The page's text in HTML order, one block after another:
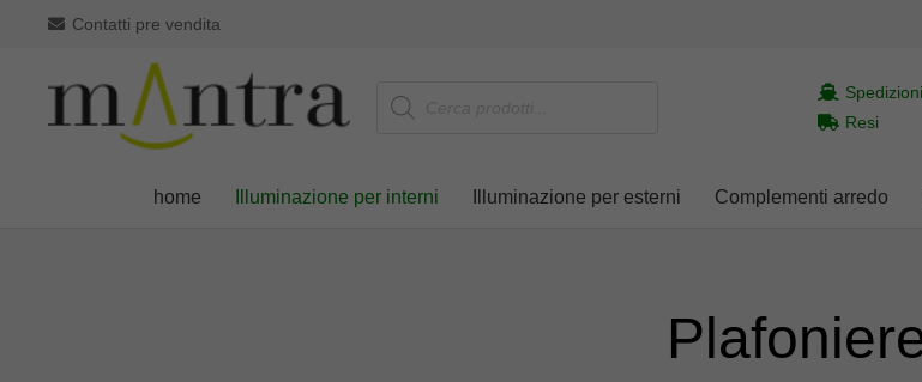
Contatti pre vendita
search
Resi
home Illuminazione per interni Illuminazione per esterni Complementi arredo